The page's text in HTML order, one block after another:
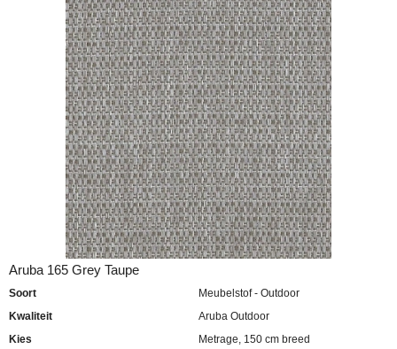
Aruba 165 Grey Taupe
Soort
Meubelstof - Outdoor
Kwaliteit
Aruba Outdoor
Kies
Metrage, 150 cm breed